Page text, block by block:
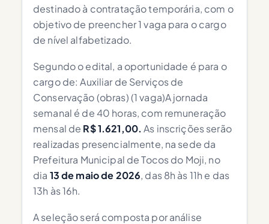
destinado à contratação temporária, com o
objetivo de preencher 1 vaga para o cargo
de nível alfabetizado.
Segundo o edital, a oportunidade é para o
cargo de: Auxiliar de Serviços de
Conservação (obras) (1 vaga)A jornada
semanal é de 40 horas, com remuneração
mensal de R$ 1.621,00. As inscrições serão
realizadas presencialmente, na sede da
Prefeitura Municipal de Tocos do Moji, no
dia 13 de maio de 2026, das 8h às 11h e das
13h às 16h.
A seleção será composta por análise